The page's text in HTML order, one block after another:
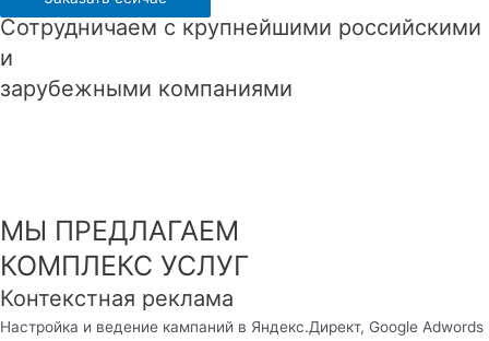
Сотрудничаем с крупнейшими российскими
и
зарубежными компаниями
МЫ ПРЕДЛАГАЕМ
КОМПЛЕКС УСЛУГ
Контекстная реклама
Настройка и ведение кампаний в Яндекс.Директ, Google Adwords